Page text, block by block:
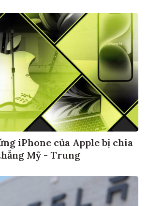
iPhone của Apple bị chia
Mỹ - Trung